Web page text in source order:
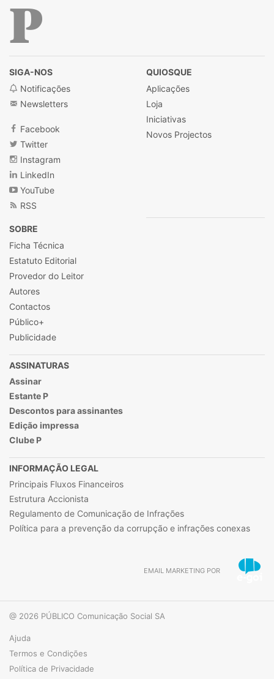
SIGA-NOS
Notificações
Newsletters
Facebook
Twitter
Instagram
LinkedIn
YouTube
RSS
QUIOSQUE
Aplicações
Loja
Iniciativas
Novos Projectos
SOBRE
Ficha Técnica
Estatuto Editorial
Provedor do Leitor
Autores
Contactos
Público+
Publicidade
ASSINATURAS
Assinar
Estante P
Descontos para assinantes
Edição impressa
Clube P
INFORMAÇÃO LEGAL
Principais Fluxos Financeiros
Estrutura Accionista
Regulamento de Comunicação de Infrações
Política para a prevenção da corrupção e infrações conexas
EMAIL MARKETING POR
@ 2026 PÚBLICO Comunicação Social SA
Ajuda
Termos e Condições
Política de Privacidade